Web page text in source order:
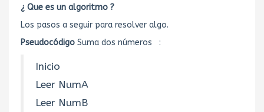
¿ Que es un algoritmo ?
Los pasos a seguir para resolver algo.
Pseudocódigo Suma dos números :
Inicio
Leer NumA
Leer NumB